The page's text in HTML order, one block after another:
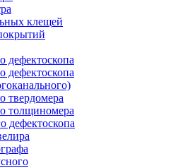
клещей
дефектоскопа
дефектоскопа
твердомера
толщиномера
дефектоскопа